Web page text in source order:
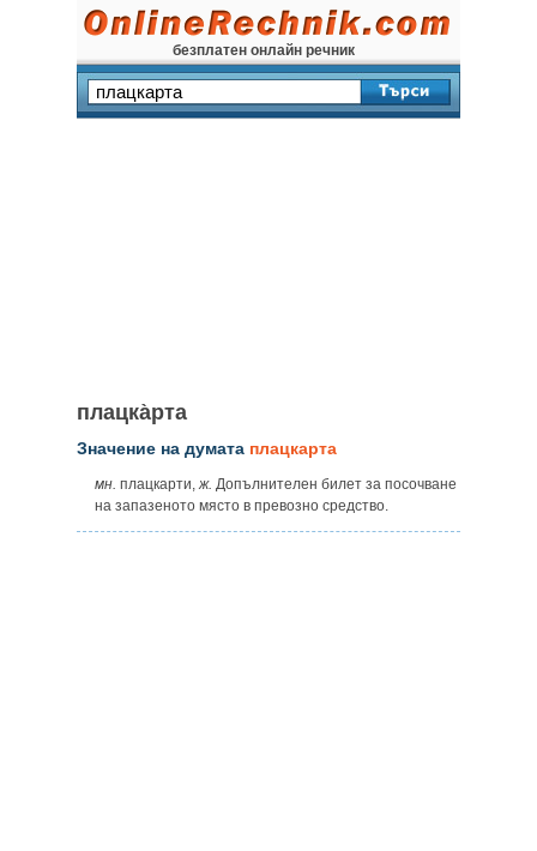
безплатен онлайн речник
плацка̀рта
Значение на думата плацкарта
мн. плацкарти,ж. Допълнителен билет за посочване
на запазеното място в превозно средство.